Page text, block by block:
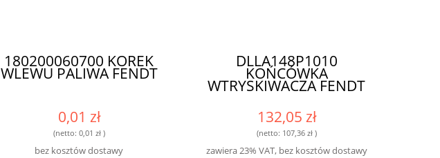
180200060700 KOREK
WLEWU PALIWA FENDT
0,01 zł
(netto: 0,01 zł)
bez kosztów dostawy
DLLA148P1010
KOŃCÓWKA
WTRYSKIWACZA FENDT
132,05 zł
(netto: 107,36 zł)
zawiera 23% VAT, bez kosztów dostawy